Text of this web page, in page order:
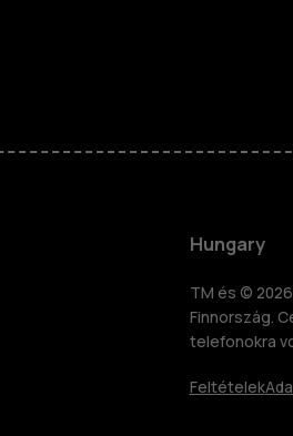
Hungary
TM és ©
Finnország.
telefonokra
Feltételek